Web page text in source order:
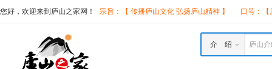
您好，欢迎来到庐山之家网！ 宗旨：【 传播庐山文化 弘扬庐山精神 】 口号：
庐山
介 绍